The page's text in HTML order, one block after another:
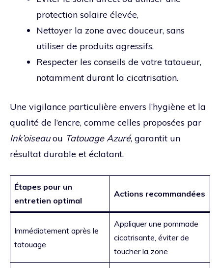
protection solaire élevée,
Nettoyer la zone avec douceur, sans
utiliser de produits agressifs,
Respecter les conseils de votre tatoueur,
notamment durant la cicatrisation.
Une vigilance particulière envers l’hygiène et la
qualité de l’encre, comme celles proposées par
Ink’oiseauou Tatouage Azuré, garantit un
résultat durable et éclatant.
Étapes pour un
entretien optimal
Actions recommandées
Immédiatement après le
tatouage
Appliquer une pommade
cicatrisante, éviter de
toucher la zone